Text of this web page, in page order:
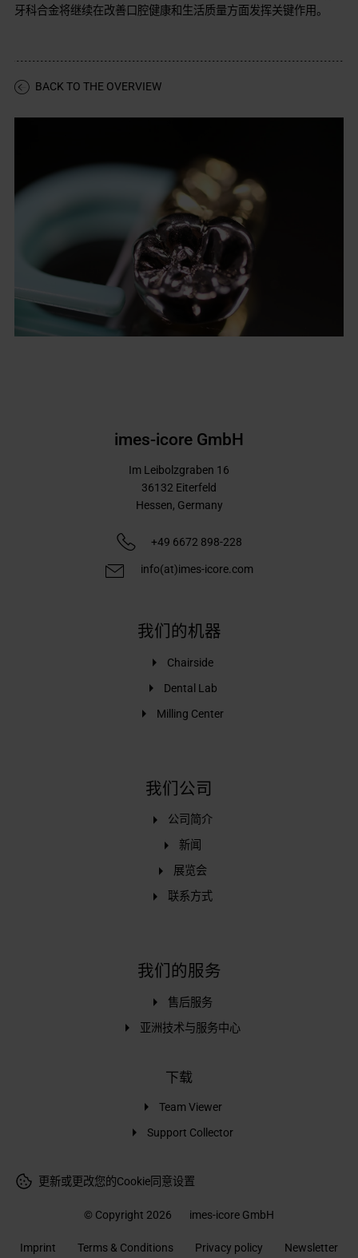
牙科合金将继续在改善口腔健康和生活质量方面发挥关键作用。
BACK TO THE OVERVIEW
imes-icore GmbH
Im Leibolzgraben 16
36132 Eiterfeld
Hessen, Germany
+49 6672 898-228
info(at)imes-icore.com
我们的机器
Chairside
Dental Lab
Milling Center
我们公司
公司简介
新闻
展览会
联系方式
我们的服务
售后服务
亚洲技术与服务中心
下载
Team Viewer
Support Collector
更新或更改您的Cookie同意设置
© Copyright 2026 imes-icore GmbH
Imprint Terms & Conditions Privacy policy Newsletter